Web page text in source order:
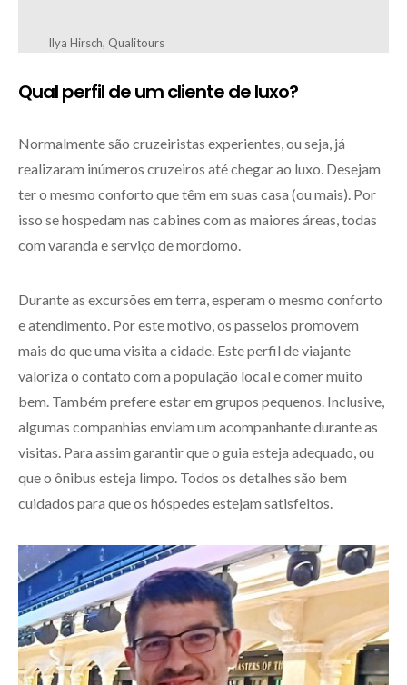
Ilya Hirsch, Qualitours
Qual perfil de um cliente de luxo?
Normalmente são cruzeiristas experientes, ou seja, já
realizaram inúmeros cruzeiros até chegar ao luxo. Desejam
ter o mesmo conforto que têm em suas casa (ou mais). Por
isso se hospedam nas cabines com as maiores áreas, todas
com varanda e serviço de mordomo.
Durante as excursões em terra, esperam o mesmo conforto
e atendimento. Por este motivo, os passeios promovem
mais do que uma visita a cidade. Este perfil de viajante
valoriza o contato com a população local e comer muito
bem. Também prefere estar em grupos pequenos. Inclusive,
algumas companhias enviam um acompanhante durante as
visitas. Para assim garantir que o guia esteja adequado, ou
que o ônibus esteja limpo. Todos os detalhes são bem
cuidados para que os hóspedes estejam satisfeitos.